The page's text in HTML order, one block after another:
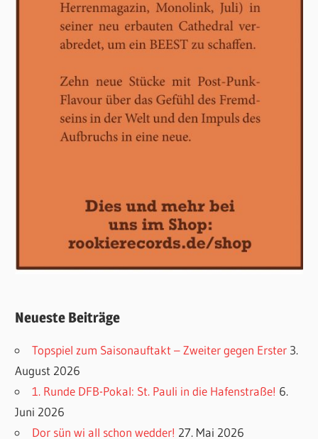
Neueste Beiträge
Topspiel zum Saisonauftakt – Zweiter gegen Erster 3.
August 2026
1. Runde DFB-Pokal: St. Pauli in die Hafenstraße! 6.
Juni 2026
Dor sün wi all schon wedder! 27. Mai 2026